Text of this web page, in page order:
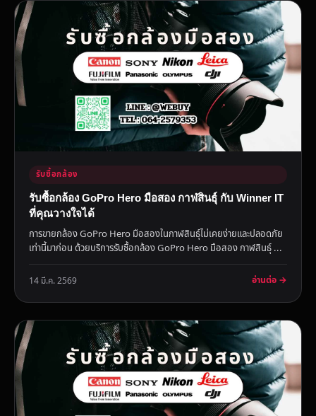
รับซื้อกล้อง
รับซื้อกล้อง GoPro Hero มือสอง กาฬสินธุ์ กับ Winner IT
ที่คุณวางใจได้
การขายกล้อง GoPro Hero มือสองในกาฬสินธุ์ไม่เคยง่ายและปลอดภัย
เท่านี้มาก่อน ด้วยบริการรับซื้อกล้อง GoPro Hero มือสอง กาฬสินธุ์ ...
14 มี.ค. 2569 อ่านต่อ →